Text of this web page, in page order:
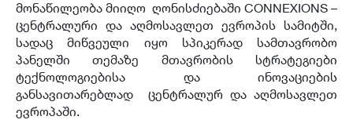
მონაწილეობა მიიღო ღონისძიებაში CONNEXIONS –
ცენტრალური და აღმოსავლეთ ევროპის სამიტში,
სადაც მიწვეული იყო სპიკერად სამთავრობო
პანელში თემაზე მთავრობის სტრატეგიები
ტექნოლოგიებისა და ინოვაციების
განსავითარებლად ცენტრალურ და აღმოსავლეთ
ევროპაში.